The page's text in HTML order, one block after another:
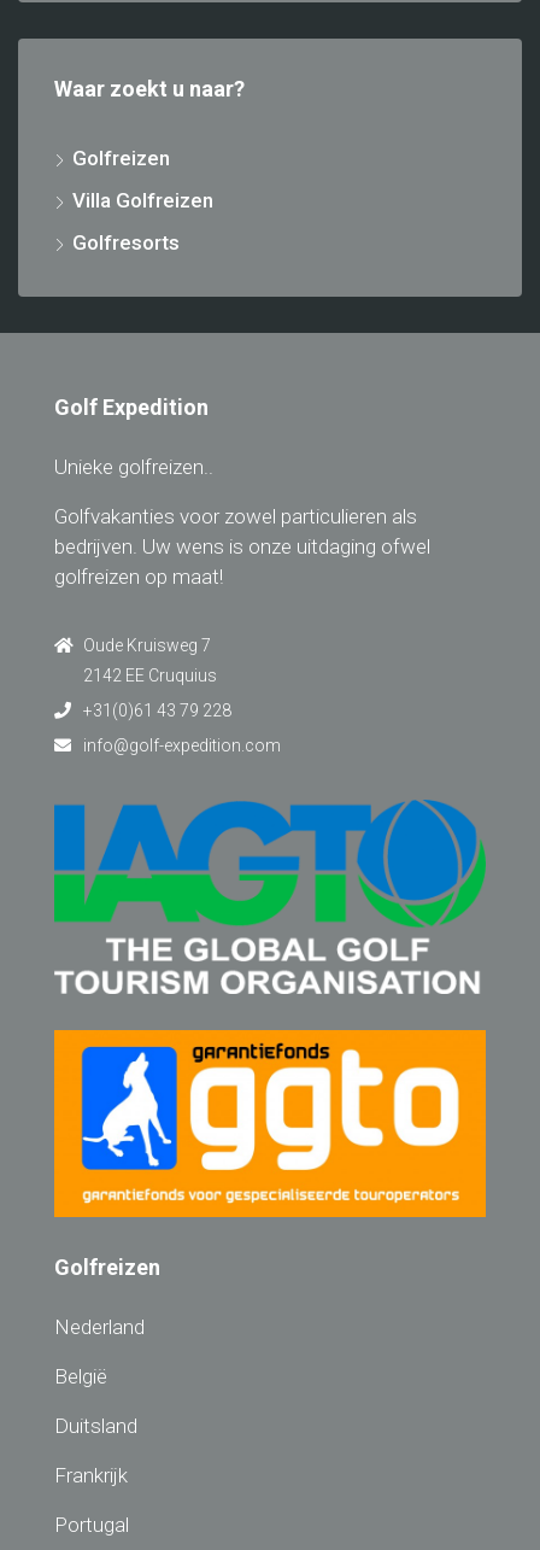
Waar zoekt u naar?
Golfreizen
Villa Golfreizen
Golfresorts
Golf Expedition
Unieke golfreizen..
Golfvakanties voor zowel particulieren als
bedrijven. Uw wens is onze uitdaging ofwel
golfreizen op maat!
Oude Kruisweg 7
2142 EE Cruquius
+31(0)61 43 79 228
info@golf-expedition.com
Golfreizen
Nederland
België
Duitsland
Frankrijk
Portugal